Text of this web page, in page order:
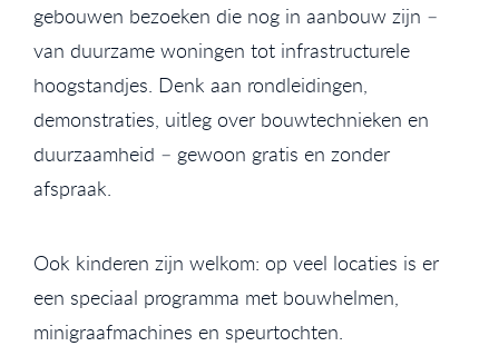
gebouwen bezoeken die nog in aanbouw zijn –
van duurzame woningen tot infrastructurele
hoogstandjes. Denk aan rondleidingen,
demonstraties, uitleg over bouwtechnieken en
duurzaamheid – gewoon gratis en zonder
afspraak.
Ook kinderen zijn welkom: op veel locaties is er
een speciaal programma met bouwhelmen,
minigraafmachines en speurtochten.